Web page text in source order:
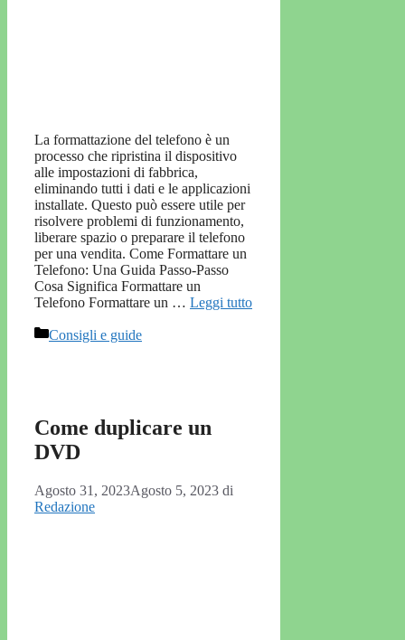
La formattazione del telefono è un
processo che ripristina il dispositivo
alle impostazioni di fabbrica,
eliminando tutti i dati e le applicazioni
installate. Questo può essere utile per
risolvere problemi di funzionamento,
liberare spazio o preparare il telefono
per una vendita. Come Formattare un
Telefono: Una Guida Passo-Passo
Cosa Significa Formattare un
Telefono Formattare un … Leggi tutto
Categorie
Consigli e guide
Come duplicare un
DVD
Agosto 31, 2023Agosto 5, 2023 di
Redazione